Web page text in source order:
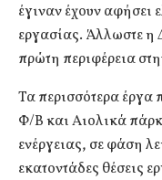
έγιναν έχουν αφήσει
εργασίας. Άλλωστε η
πρώτη περιφέρεια
Τα περισσότερα
Φ/Β και Αιολικά
ενέργειας, σε φάση
εκατοντάδες θέσεις